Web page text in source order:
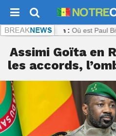
: Où est Paul Biya ? :
Assimi Goïta en
les accords,